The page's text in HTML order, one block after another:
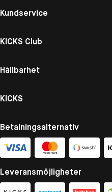
Kundservice
KICKS Club
Hållbarhet
KICKS
Betalningsalternativ
Leveransmöjligheter